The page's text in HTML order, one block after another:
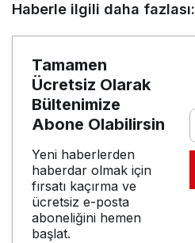
Haberle ilgili daha fazlası:
Tamamen
Ücretsiz Olarak
Bültenimize
Abone Olabilirsin
Yeni haberlerden
haberdar olmak için
fırsatı kaçırma ve
ücretsiz e-posta
aboneliğini hemen
başlat.